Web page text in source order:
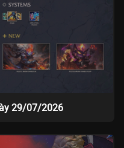
29/07/2026